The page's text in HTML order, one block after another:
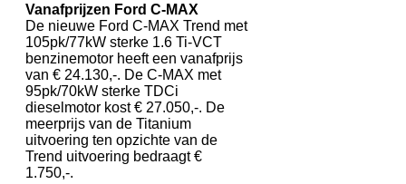
Vanafprijzen Ford C-MAX
De nieuwe Ford C-MAX Trend met
105pk/77kW sterke 1.6 Ti-VCT
benzinemotor heeft een vanafprijs
van € 24.130,-. De C-MAX met
95pk/70kW sterke TDCi
dieselmotor kost € 27.050,-. De
meerprijs van de Titanium
uitvoering ten opzichte van de
Trend uitvoering bedraagt €
1.750,-.